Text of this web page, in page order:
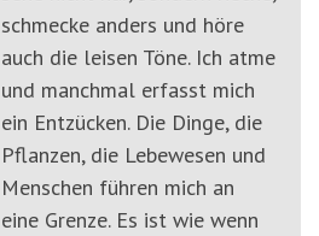
schmecke anders und höre
auch die leisen Töne. Ich atme
und manchmal erfasst mich
ein Entzücken. Die Dinge, die
Pflanzen, die Lebewesen und
Menschen führen mich an
eine Grenze. Es ist wie wenn